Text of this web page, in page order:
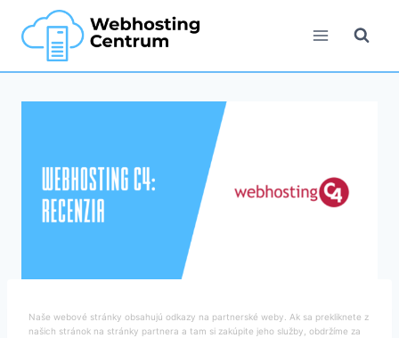
content
Naše webové stránky obsahujú odkazy na partnerské weby. Ak sa prekliknete z
našich stránok na stránky partnera a tam si zakúpite jeho služby, obdržíme za